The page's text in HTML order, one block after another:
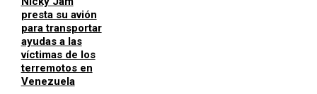
presta su avión
para transportar
ayudas a las
víctimas de los
terremotos en
Venezuela